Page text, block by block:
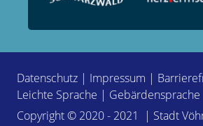
Datenschutz | Impressum |
Leichte Sprache | Gebärdensprache
Copyright © 2020 - 2021 | Stadt